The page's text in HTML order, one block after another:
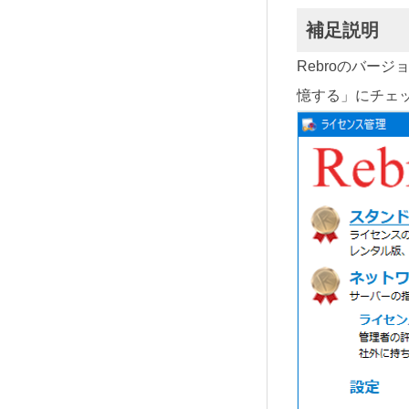
補足説明
Rebroのバージ
憶する」にチェ